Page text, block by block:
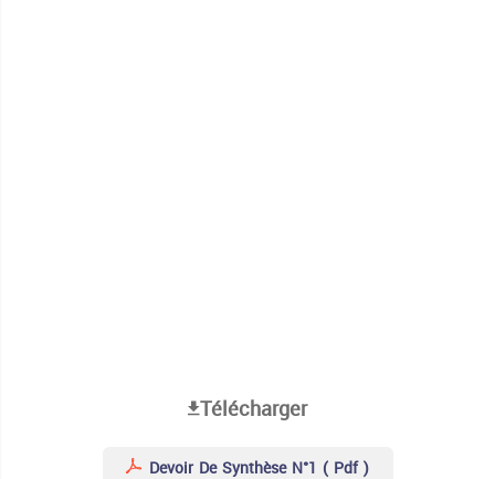
Télécharger
Devoir De Synthèse N°1 ( Pdf )